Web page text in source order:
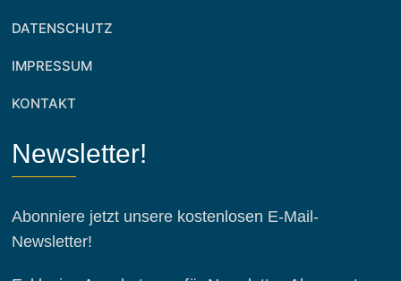
DATENSCHUTZ
IMPRESSUM
KONTAKT
Newsletter!
Abonniere jetzt unsere kostenlosen E-Mail-
Newsletter!